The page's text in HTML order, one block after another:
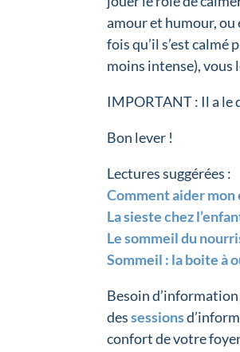
amour et humour, ou
fois qu’il s’est
moins intense), vous
IMPORTANT : Il a le
Bon lever !
Lectures suggérées :
Comment aider
La sieste chez
Le sommeil du
Sommeil : la boite à
Besoin
dessessions
confort de votre